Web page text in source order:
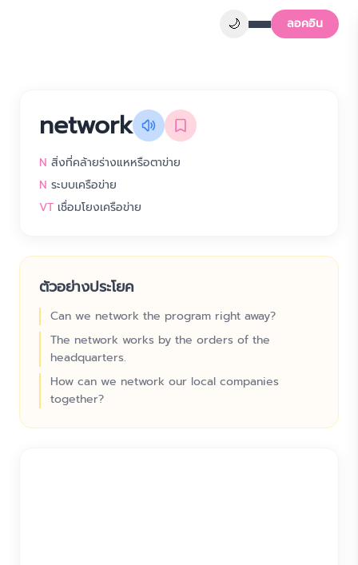
🌙 ลอคอิน
network
N สิ่งที่คล้ายร่างแหหรือตาข่าย
N ระบบเครือข่าย
VT เชื่อมโยงเครือข่าย
ตัวอย่างประโยค
Can we network the program right away?
The network works by the orders of the
headquarters.
How can we network our local companies
together?